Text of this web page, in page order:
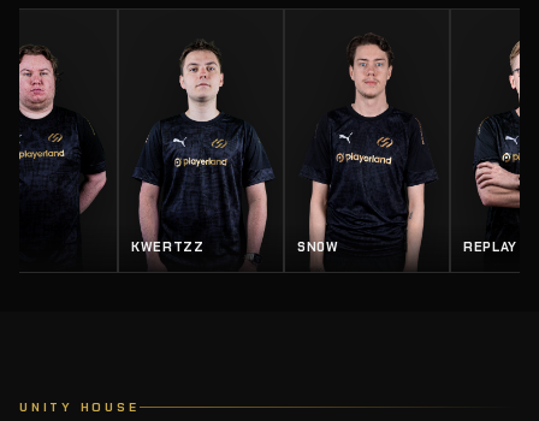
KWERTZZ SN0W REPLAY
UNITY HOUSE